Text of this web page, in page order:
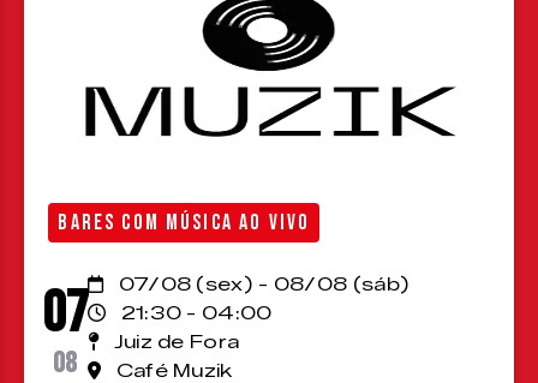
BARES COM MÚSICA AO VIVO
07
08
07/08 (sex) - 08/08 (sáb)
21:30 - 04:00
Juiz de Fora
Café Muzik